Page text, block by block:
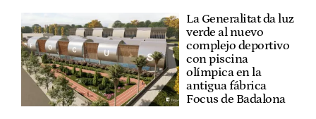
La Generalitat da luz
verde al nuevo
complejo deportivo
con piscina
olímpica en la
antigua fábrica
Focus de Badalona